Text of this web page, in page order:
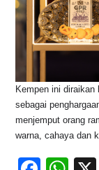
Kempen ini
sebagai
menjemput orang
warna, cahaya dan